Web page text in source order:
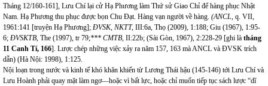
Tháng 12/160-161], Lưu Chí lại cử Hạ Phương làm Thứ sử Giao Chỉ để hàng phục Nhật
Nam. Hạ Phương thu phục được bọn Chu Đạt. Hàng vạn người về hàng. (ANCL, q. VII,
1961:141 [truyện Hạ Phương]; ĐVSK, NKTT, III:6a, Thọ (2009), 1:188; Giu (1967), 1:95-
6; ĐVSKTB, The (1997), tr 79;*** CMTB, II:22b; (Sài Gòn, 1967), 2:228-29 [ghi là tháng
11 Canh Tí, 166]. Lược chép những việc xảy ra năm 157, 163 mà ANCL và ĐVSK trích
dẫn) (Hà Nội: 1998), 1:125.
Nội loạn trong nước và kinh tế khó khăn khiến từ Lương Thái hậu (145-146) tới Lưu Chí và
Lưu Hoành phải quay mặt làm ngơ—hoặc vì bất lực, hoặc chỉ muốn tiếp tục sách lược “dĩ